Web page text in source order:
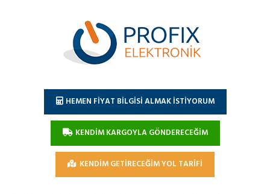
HEMEN FİYAT BİLGİSİ ALMAK İSTİYORUM
KENDİM KARGOYLA GÖNDERECEĞİM
KENDİM GETİRECEĞİM YOL TARİFİ